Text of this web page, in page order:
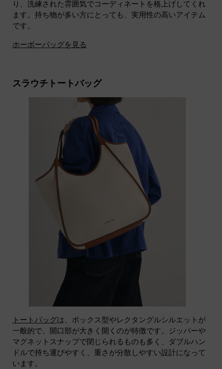
り、洗練された雰囲気でコーディネートを格上げしてくれ
ます。持ち物が多い方にとっても、実用性の高いアイテム
です。
ホーボーバッグを見る
スラウチトートバッグ
トートバッグは、ボックス型やレクタングルシルエットが
一般的で、開口部が大きく開くのが特徴です。ジッパーや
マグネットスナップで閉じられるものも多く、ダブルハン
ドルで持ち運びやすく、重さが分散しやすい設計になって
います。